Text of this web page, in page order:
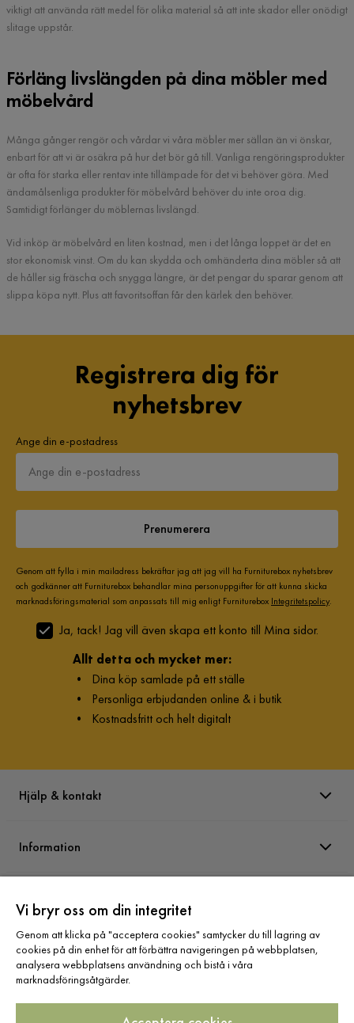
viktigt att använda rätt medel för olika material så att inte skador eller onödigt
slitage uppstår.
Förläng livslängden på dina möbler med
möbelvård
Många gånger rengör och vårdar vi våra möbler mer sällan än vi önskar,
enbart för att vi är osäkra på hur det bör gå till. Vanliga rengöringsprodukter
är ofta för starka eller rentav inte tillämpade för det vi behöver göra. Med
ändamålsenliga produkter för möbelvård behöver du inte oroa dig.
Samtidigt förlänger du möblernas livslängd.
Vid inköp är möbelvård en liten kostnad, men i det långa loppet är det en
stor ekonomisk vinst. Om du kan skydda och omhänderta dina möbler så att
de håller sig fräscha och snygga längre, är det pengar du sparar genom att
slippa köpa nytt. Plus att favoritsoffan får den kärlek den behöver.
Registrera dig för
nyhetsbrev
Ange din e-postadress
Prenumerera
Genom att fylla i min mailadress bekräftar jag att jag vill ha Furniturebox nyhetsbrev
och godkänner att Furniturebox behandlar mina personuppgifter för att kunna skicka
marknadsföringsmaterial som anpassats till mig enligt Furniturebox Integritetspolicy.
Ja, tack! Jag vill även skapa ett konto till Mina sidor.
Allt detta och mycket mer:
• Dina köp samlade på ett ställe
• Personliga erbjudanden online & i butik
• Kostnadsfritt och helt digitalt
Hjälp & kontakt
Information
Sortiment
Vi bryr oss om din integritet
Genom att klicka på "acceptera cookies" samtycker du till lagring av
cookies på din enhet för att förbättra navigeringen på webbplatsen,
analysera webbplatsens användning och bistå i våra
marknadsföringsåtgärder.